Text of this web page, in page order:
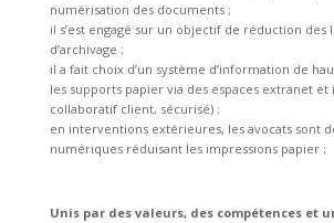
numérisation des documents ;
il s’est engagé sur un objectif de réduction des
d’archivage ;
il a fait choix d’un système d’information de
les supports papier via des espaces extranet et
collaboratif client, sécurisé) ;
en interventions extérieures, les avocats sont
numériques réduisant les impressions papier ;
Unis par des valeurs, des compétences et